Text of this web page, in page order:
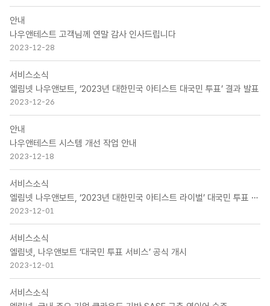
안내
나우앤테스트 고객님께 연말 감사 인사드립니다
2023-12-28
서비스소식
엘림넷 나우앤보트, ‘2023년 대한민국 아티스트 대국민 투표’ 결과 발표
2023-12-26
안내
나우앤테스트 시스템 개선 작업 안내
2023-12-18
서비스소식
엘림넷 나우앤보트, ‘2023년 대한민국 아티스트 라이벌’ 대국민 투표 실시
2023-12-01
서비스소식
엘림넷, 나우앤보트 ‘대국민 투표 서비스’ 공식 개시
2023-12-01
서비스소식